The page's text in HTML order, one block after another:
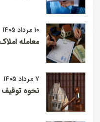
۱۰ مرداد ۱۴۰۵
معامله
۷ مرداد ۱۴۰۵
نحوه